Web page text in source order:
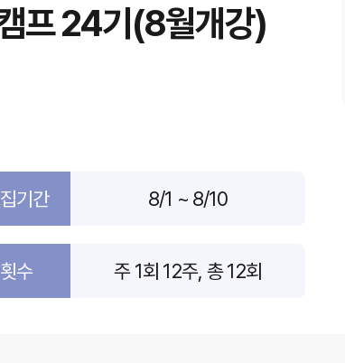
프 24기(8월개강)
기간 8/1 ~ 8/10
횟수 주 1회 12주, 총 12회